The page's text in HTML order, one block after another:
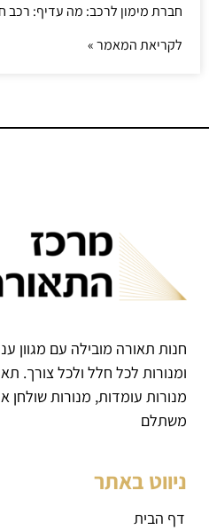
חברת מימון לרכב: מה עדיף: רכב
לקריאת המאמר »
חנות תאורה מובילה עם מגוון
ומנורות לכל חלל ולכל צורך.
מנורות עומדות, מנורות שולחן
משתלם
ניווט באתר
דף הבית